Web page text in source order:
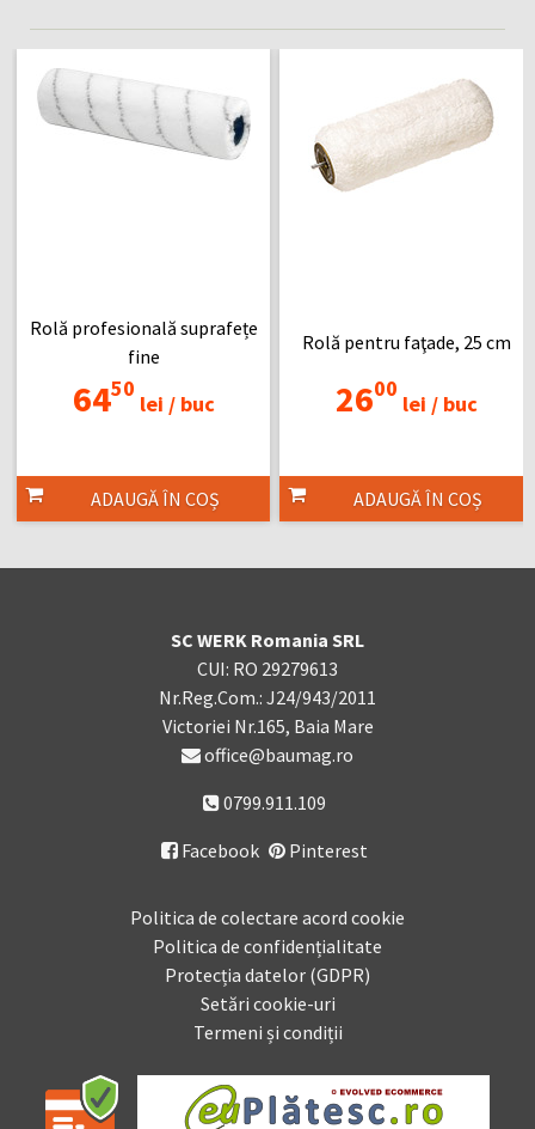
Rolă profesională suprafețe
fine
6450
lei /buc
ADAUGĂ ÎN COȘ
Rolă pentru faţade, 25 cm
2600
lei /buc
ADAUGĂ ÎN COȘ
SC WERK Romania SRL
CUI: RO 29279613
Nr.Reg.Com.: J24/943/2011
Victoriei Nr.165, Baia Mare
office@baumag.ro
0799.911.109
 Facebook Pinterest
Politica de colectare acord cookie
Politica de confidențialitate
Protecția datelor (GDPR)
Setări cookie-uri
Termeni și condiții